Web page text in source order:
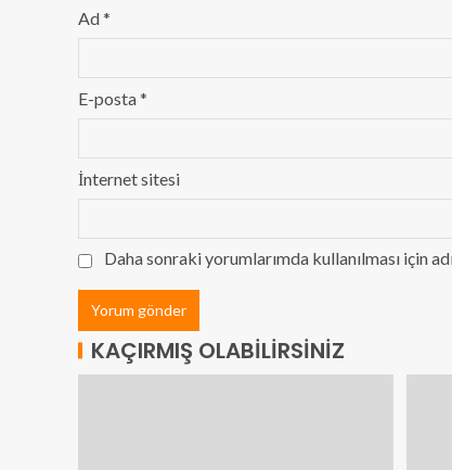
Ad*
E-posta*
İnternet sitesi
Daha sonraki yorumlarımda kullanılması için
KAÇIRMIŞ OLABILIRSINIZ